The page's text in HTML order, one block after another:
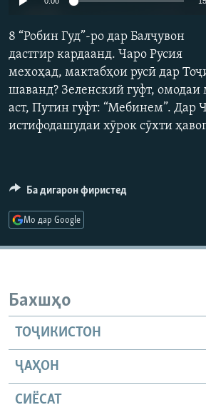
ПАЙГИРӢ КУНЕД
240p
1080p
8 “Робин Гуд”-ро дар Балҷувон
дастгир кардаанд. Чаро Русия
мехоҳад, мактабҳои русӣ дар
шаванд? Зеленский гуфт, омодаи
аст, Путин гуфт: “Мебинем”. Дар
истифодашудаи хӯрок сӯхти
Ба дигарон фиристед
Мо дар Google
Бахшҳо
ТОҶИКИСТОН
ҶАҲОН
СИЁСАТ